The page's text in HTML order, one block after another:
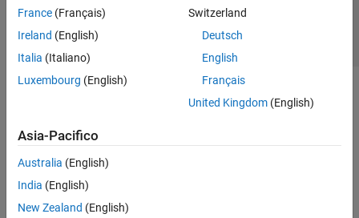
France (Français)
Ireland (English)
Italia (Italiano)
Luxembourg (English)
Switzerland
Deutsch
English
Français
United Kingdom(English)
Asia-Pacifico
Australia (English)
India (English)
New Zealand (English)